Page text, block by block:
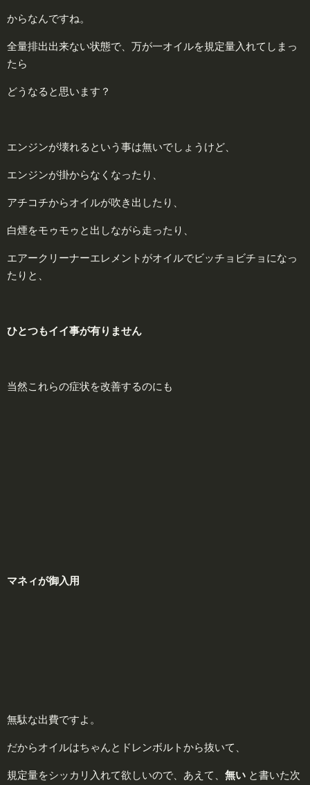
からなんですね。
全量排出出来ない状態で、万が一オイルを規定量入れてしまっ
たら
どうなると思います？
エンジンが壊れるという事は無いでしょうけど、
エンジンが掛からなくなったり、
アチコチからオイルが吹き出したり、
白煙をモゥモゥと出しながら走ったり、
エアークリーナーエレメントがオイルでビッチョビチョになっ
たりと、
ひとつもイイ事が有りません
当然これらの症状を改善するのにも
マネィが御入用
無駄な出費ですよ。
だからオイルはちゃんとドレンボルトから抜いて、
規定量をシッカリ入れて欲しいので、あえて、 無い と書いた次